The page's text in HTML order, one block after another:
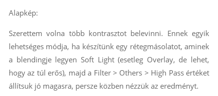
Alapkép:
Szerettem volna több kontrasztot belevinni. Ennek egyik
lehetséges módja, ha készítünk egy rétegmásolatot, aminek
a blendingje legyen Soft Light (esetleg Overlay, de lehet,
hogy az túl erős), majd a Filter > Others > High Pass értéket
állítsuk jó magasra, persze közben nézzük az eredményt.